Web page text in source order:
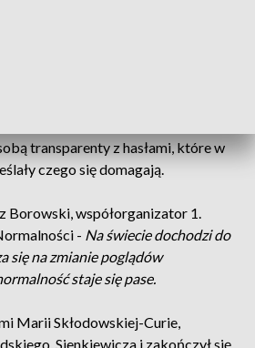
transparenty z hasłami, które w
czego się domagają.
Borowski, współorganizator 1.
- Na świecie dochodzi do
się na zmianie poglądów
staje się pase.
Marii Skłodowskiej-Curie,
Sienkiewicza i zakończył się